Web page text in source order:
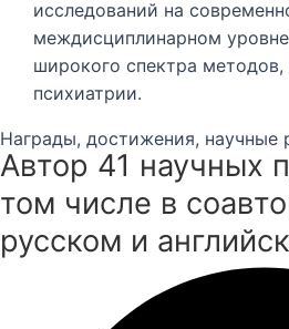
исследований на
междисциплинарном
широкого спектра
психиатрии.
Награды, достижения, научные
Автор 41 научных
том числе в
русском и